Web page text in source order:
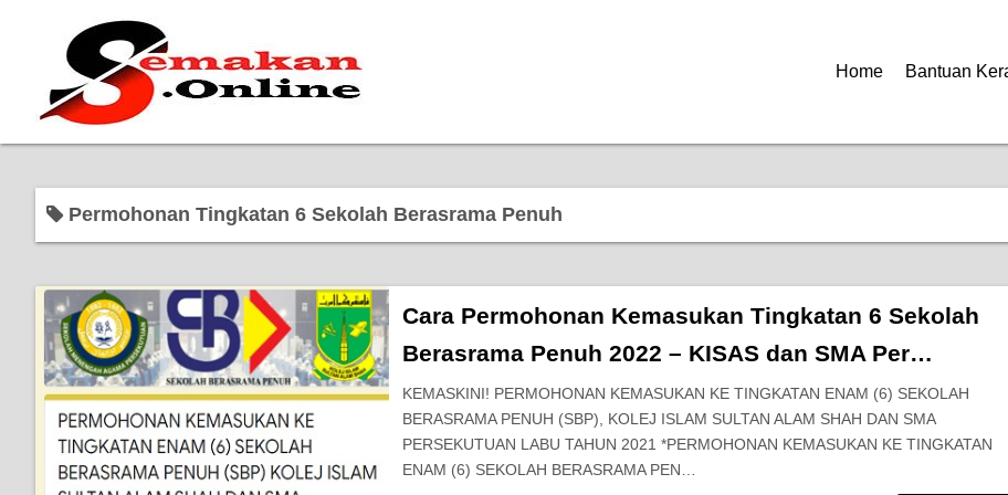
Home Bantuan
Permohonan Tingkatan 6 Sekolah Berasrama Penuh
Cara Permohonan Kemasukan Tingkatan 6 Sekolah
Berasrama Penuh 2022 – KISAS dan SMA Per…
KEMASKINI! PERMOHONAN KEMASUKAN KE TINGKATAN ENAM (6) SEKOLAH
BERASRAMA PENUH (SBP), KOLEJ ISLAM SULTAN ALAM SHAH DAN SMA
PERSEKUTUAN LABU TAHUN 2021 *PERMOHONAN KEMASUKAN KE TINGKATAN
ENAM (6) SEKOLAH BERASRAMA PEN…